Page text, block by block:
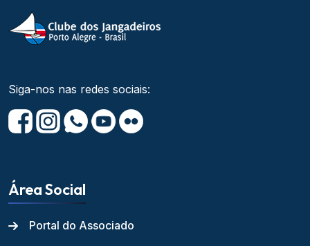
Siga-nos nas redes sociais:
Área Social
Portal do Associado